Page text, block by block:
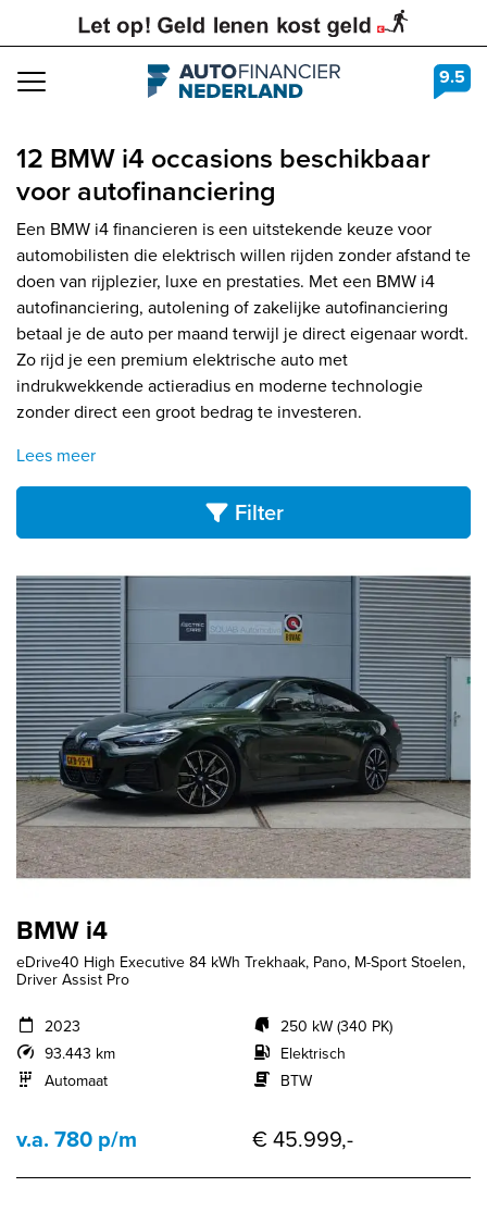
Navigation 9.5
12 BMW i4 occasions beschikbaar
voor autofinanciering
Een BMW i4 financieren is een uitstekende keuze voor
automobilisten die elektrisch willen rijden zonder afstand te
doen van rijplezier, luxe en prestaties. Met een BMW i4
autofinanciering, autolening of zakelijke autofinanciering
betaal je de auto per maand terwijl je direct eigenaar wordt.
Zo rijd je een premium elektrische auto met
indrukwekkende actieradius en moderne technologie
zonder direct een groot bedrag te investeren.
Lees meer
Filter
BMW i4
eDrive40 High Executive 84 kWh Trekhaak, Pano, M-Sport Stoelen,
Driver Assist Pro
2023
93.443 km
Automaat
250 kW (340 PK)
Elektrisch
BTW
v.a. 780 p/m € 45.999,-